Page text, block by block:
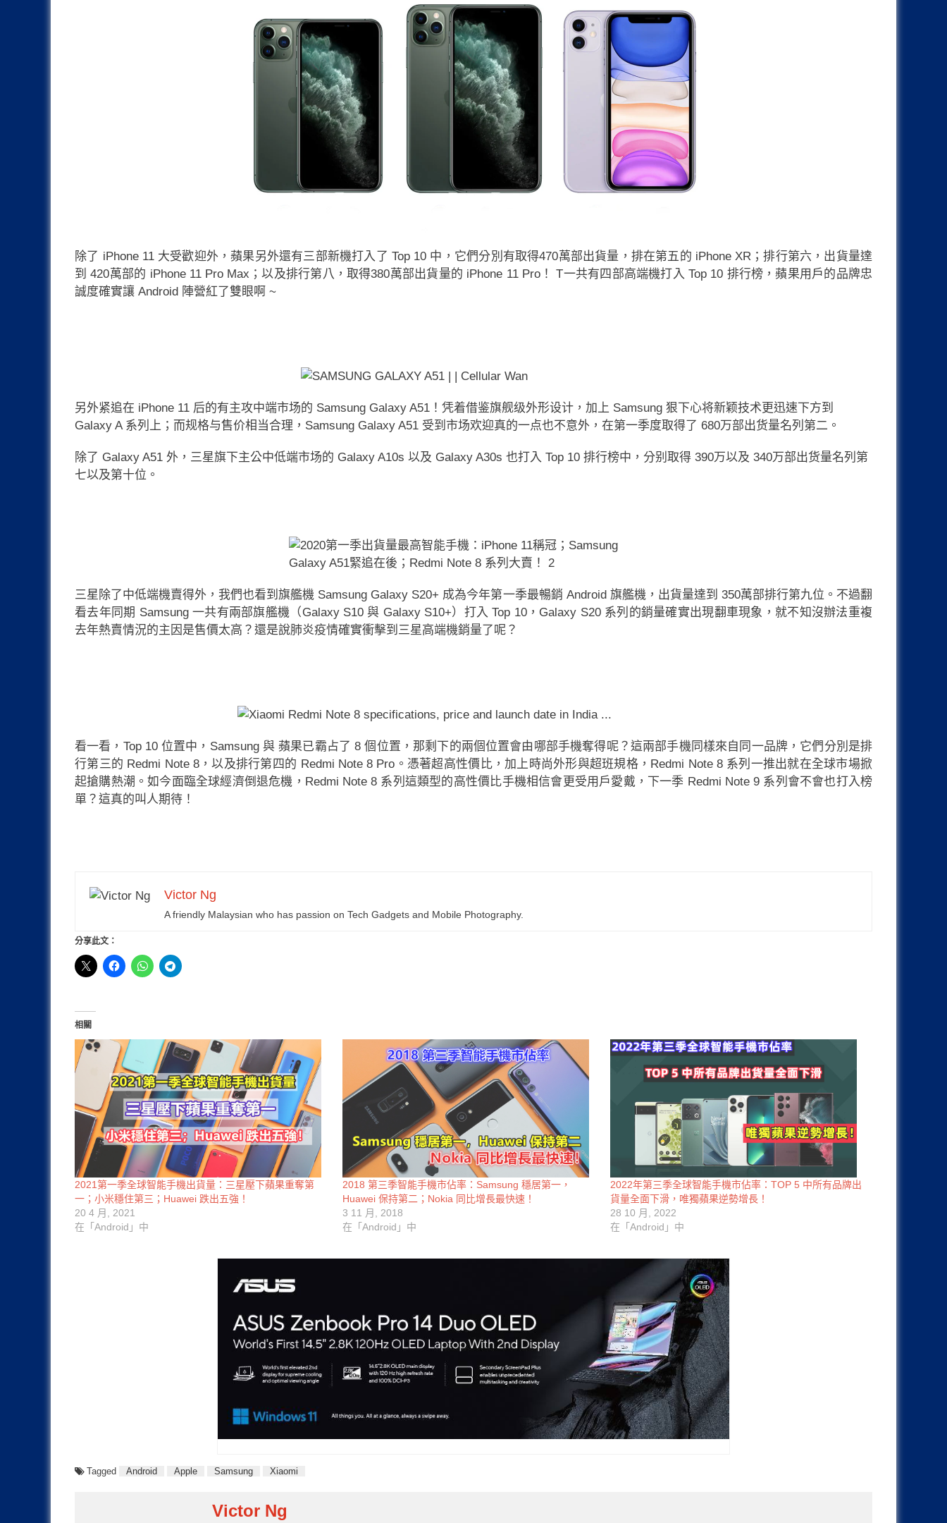
除了 iPhone 11 大受歡迎外，蘋果另外還有三部新機打入了 Top 10 中，它們分別有取得470萬部出貨量，排在第五的 iPhone XR；排行第六，出貨量達
到 420萬部的 iPhone 11 Pro Max；以及排行第八，取得380萬部出貨量的 iPhone 11 Pro！ T一共有四部高端機打入 Top 10 排行榜，蘋果用戶的品牌忠
誠度確實讓 Android 陣營紅了雙眼啊 ~
另外紧追在 iPhone 11 后的有主攻中端市场的 Samsung Galaxy A51！凭着借鉴旗舰级外形设计，加上 Samsung 狠下心将新颖技术更迅速下方到
Galaxy A 系列上；而规格与售价相当合理，Samsung Galaxy A51 受到市场欢迎真的一点也不意外，在第一季度取得了 680万部出货量名列第二。
除了 Galaxy A51 外，三星旗下主公中低端市场的 Galaxy A10s 以及 Galaxy A30s 也打入 Top 10 排行榜中，分别取得 390万以及 340万部出货量名列第
七以及第十位。
三星除了中低端機賣得外，我們也看到旗艦機 Samsung Galaxy S20+ 成為今年第一季最暢銷 Android 旗艦機，出貨量達到 350萬部排行第九位。不過翻
看去年同期 Samsung 一共有兩部旗艦機（Galaxy S10 與 Galaxy S10+）打入 Top 10，Galaxy S20 系列的銷量確實出現翻車現象，就不知沒辦法重複
去年熱賣情況的主因是售價太高？還是說肺炎疫情確實衝擊到三星高端機銷量了呢？
看一看，Top 10 位置中，Samsung 與 蘋果已霸占了 8 個位置，那剩下的兩個位置會由哪部手機奪得呢？這兩部手機同樣來自同一品牌，它們分別是排
行第三的 Redmi Note 8，以及排行第四的 Redmi Note 8 Pro。憑著超高性價比，加上時尚外形與超班規格，Redmi Note 8 系列一推出就在全球市場掀
起搶購熱潮。如今面臨全球經濟倒退危機，Redmi Note 8 系列這類型的高性價比手機相信會更受用戶愛戴，下一季 Redmi Note 9 系列會不會也打入榜
單？這真的叫人期待！
Victor Ng
A friendly Malaysian who has passion on Tech Gadgets and Mobile Photography.
分享此文：
相關
2021第一季全球智能手機出貨量：三星壓下蘋果重奪第
一；小米穩住第三；Huawei 跌出五強！
20 4 月, 2021
在「Android」中
2018 第三季智能手機市佔率：Samsung 穩居第一，
Huawei 保持第二；Nokia 同比增長最快速！
3 11 月, 2018
在「Android」中
2022年第三季全球智能手機市佔率：TOP 5 中所有品牌出
貨量全面下滑，唯獨蘋果逆勢增長！
28 10 月, 2022
在「Android」中
Tagged Android Apple Samsung Xiaomi
Victor Ng